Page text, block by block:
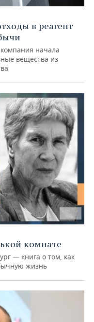
в реагент
начала
вещества из
комнате
— книга о том, как
жизнь